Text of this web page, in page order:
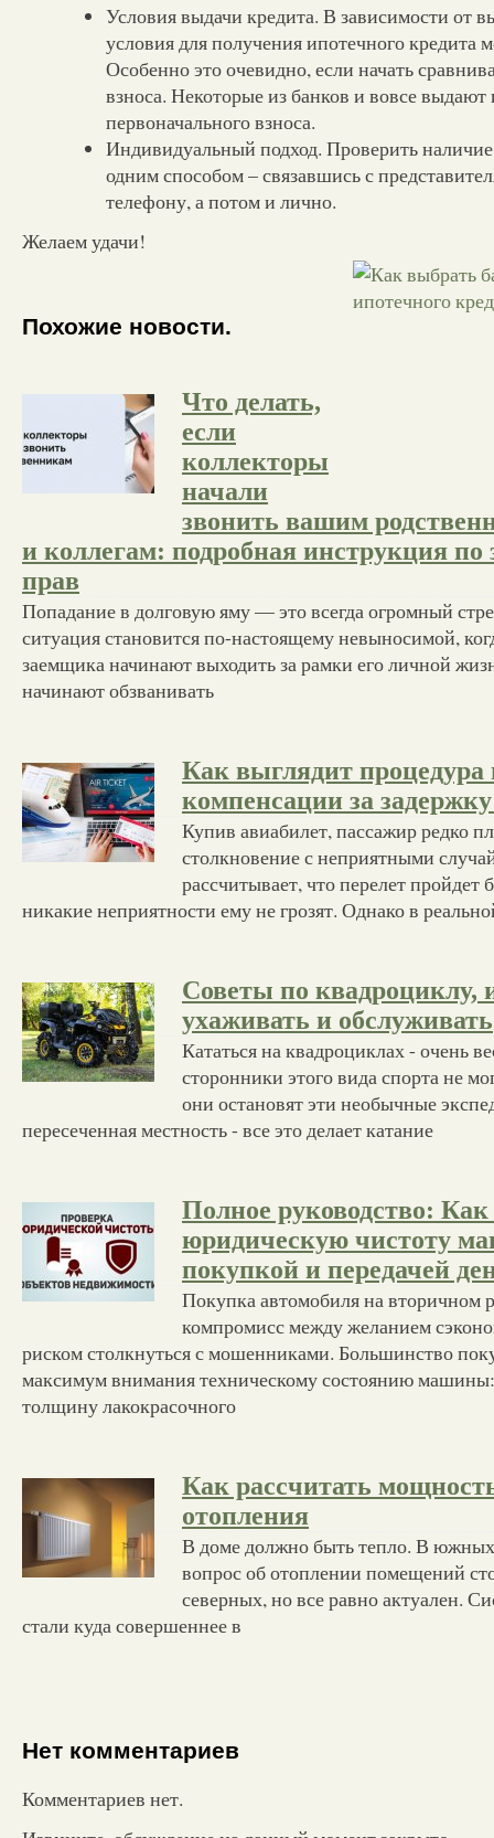
Условия выдачи кредита. В зависимости от
условия для получения ипотечного кредита
Особенно это очевидно, если начать
взноса. Некоторые из банков и вовсе
первоначального взноса.
Индивидуальный подход. Проверить
одним способом – связавшись с
телефону, а потом и лично.
Желаем удачи!
Похожие новости.
Что делать,
если
коллекторы
начали
звонить вашим
и коллегам: подробная инструкция по
прав
Попадание в долговую яму — это всегда огромный
ситуация становится по-настоящему невыносимой,
заемщика начинают выходить за рамки его личной
начинают обзванивать
Как выглядит процедура
компенсации за
Купив авиабилет, пассажир редко
столкновение с неприятными
рассчитывает, что перелет пройдет
никакие неприятности ему не грозят. Однако в
Советы по квадроциклу,
ухаживать и обслуживать
Кататься на квадроциклах - очень
сторонники этого вида спорта не
они остановят эти необычные
пересеченная местность - все это делает катание
Полное руководство:
юридическую чистоту
покупкой и передачей
Покупка автомобиля на вторичном
компромисс между желанием
риском столкнуться с мошенниками. Большинство
максимум внимания техническому состоянию
толщину лакокрасочного
Как рассчитать
отопления
В доме должно быть тепло. В
вопрос об отоплении помещений
северных, но все равно актуален.
стали куда совершеннее в
Нет комментариев
Комментариев нет.